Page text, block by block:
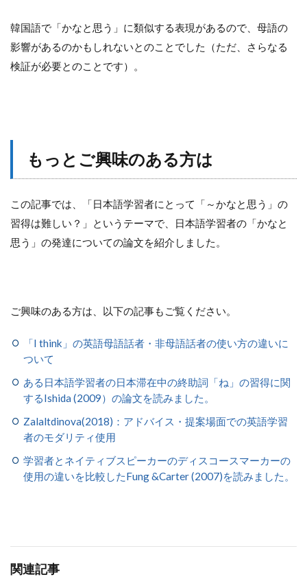
韓国語で「かなと思う」に類似する表現があるので、母語の
影響があるのかもしれないとのことでした（ただ、さらなる
検証が必要とのことです）。
もっとご興味のある方は
この記事では、「日本語学習者にとって「～かなと思う」の
習得は難しい？」というテーマで、日本語学習者の「かなと
思う」の発達についての論文を紹介しました。
ご興味のある方は、以下の記事もご覧ください。
「I think」の英語母語話者・非母語話者の使い方の違いに
ついて
ある日本語学習者の日本滞在中の終助詞「ね」の習得に関
するIshida (2009）の論文を読みました。
Zalaltdinova(2018)：アドバイス・提案場面での英語学習
者のモダリティ使用
学習者とネイティブスピーカーのディスコースマーカーの
使用の違いを比較したFung &Carter (2007)を読みました。
関連記事